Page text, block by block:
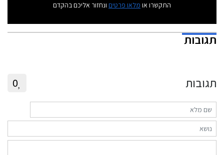
התקשרו או מלאו פרטים ונחזור אליכם בהקדם
תגובות
תגובות 0